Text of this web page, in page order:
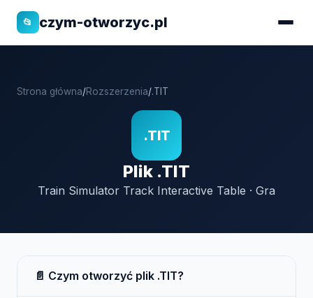
📂 czym-otworzyc.pl
Strona główna/Rozszerzenia/.TIT
.TIT
Plik .TIT
Train Simulator Track Interactive Table · Gra
📄 Czym otworzyć plik .TIT?